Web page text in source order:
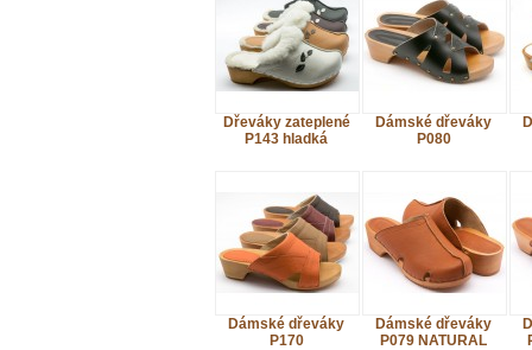
Dřeváky zateplené
P143 hladká
Dámské dřeváky
P080
Dámské dřeváky
P170
Dámské dřeváky
P079 NATURAL